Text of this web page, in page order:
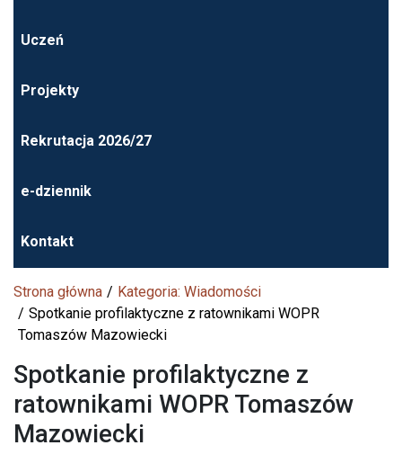
Uczeń
Projekty
Rekrutacja 2026/27
e-dziennik
Kontakt
Strona główna
Kategoria: Wiadomości
Spotkanie profilaktyczne z ratownikami WOPR
Tomaszów Mazowiecki
Spotkanie profilaktyczne z
ratownikami WOPR Tomaszów
Mazowiecki